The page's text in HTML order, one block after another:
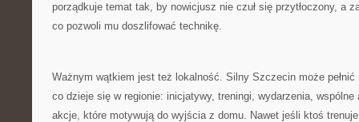
porządkuje temat tak, by nowicjusz nie czuł się przytłoczony, a
co pozwoli mu doszlifować technikę.
Ważnym wątkiem jest też lokalność. Silny Szczecin może pełnić
co dzieje się w regionie: inicjatywy, treningi, wydarzenia,
akcje, które motywują do wyjścia z domu. Nawet jeśli ktoś